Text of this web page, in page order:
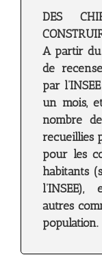
DES
A partir du
de
par
un mois,
nombre
recueillies
pour les
habitants
autres
population.